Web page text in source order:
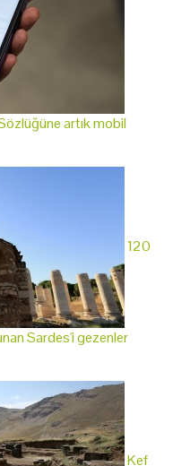
artık mobil
120
Sardes'i gezenler
Kef